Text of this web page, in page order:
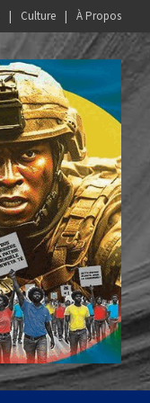
Culture À Propos